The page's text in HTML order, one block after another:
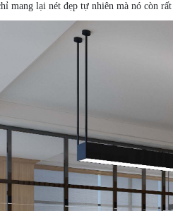
mang lại nét đẹp tự nhiên mà nó còn